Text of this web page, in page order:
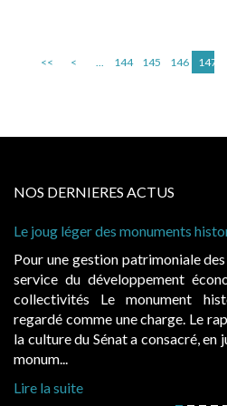
<< < ... 144 145 146 147
NOS DERNIERES ACTUS
des monuments historiques
gestion patrimoniale des
du développement économique
Le monument historique
comme une charge. Le rapport que
du Sénat a consacré, en juillet